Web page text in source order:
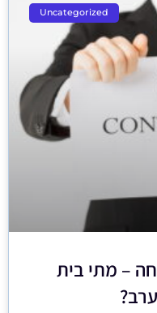
Uncategorized
– מתי בית